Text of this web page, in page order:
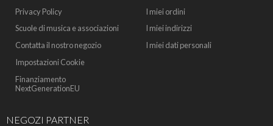
Privacy Policy
Scuole di musica e associazioni
Contatta il nostro negozio
Impostazioni Cookie
Finanziamento
NextGenerationEU
I miei ordini
I miei indirizzi
I miei dati personali
NEGOZI PARTNER